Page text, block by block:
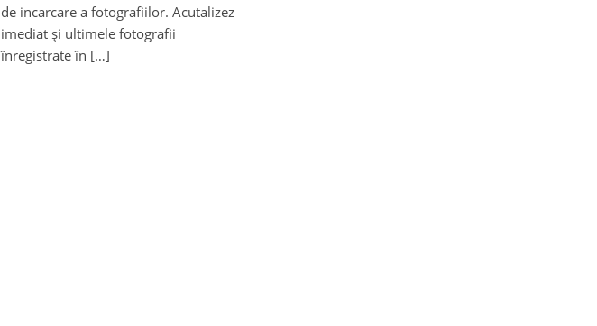
de incarcare a fotografiilor. Acutalizez
imediat și ultimele fotografii
înregistrate în […]